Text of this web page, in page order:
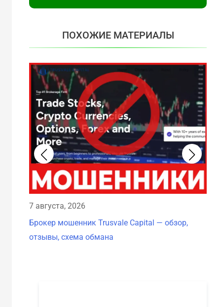
ПОХОЖИЕ МАТЕРИАЛЫ
7 августа, 2026
Брокер мошенник Trusvale Capital — обзор,
отзывы, схема обмана